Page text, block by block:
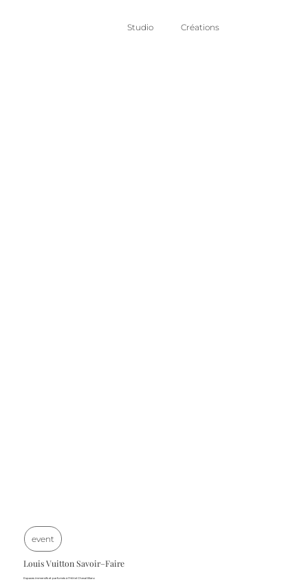
Studio Créations
event
Louis Vuitton Savoir–Faire
Espaces immersifs et parfumés à l’Hôtel Cheval Blanc